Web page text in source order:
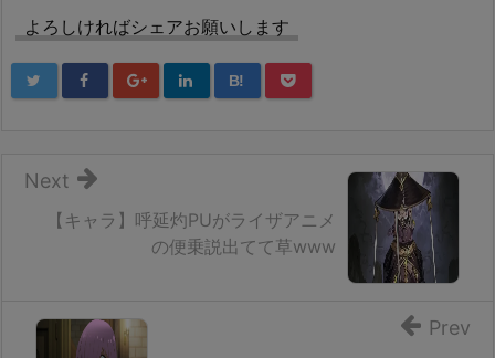
よろしければシェアお願いします
B!
【キャラ】呼延灼PUがライザアニメ
の便乗説出てて草www
Next
Prev